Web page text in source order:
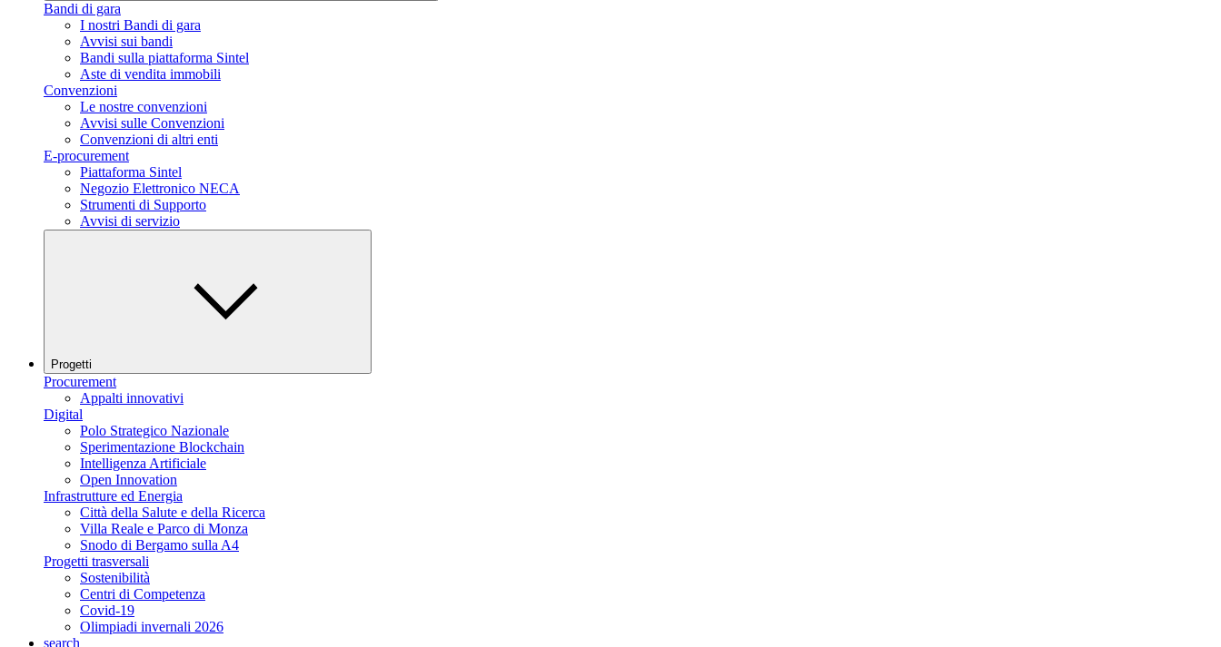
Bandi di gara
I nostri Bandi di gara
Avvisi sui bandi
Bandi sulla piattaforma Sintel
Aste di vendita immobili
Convenzioni
Le nostre convenzioni
Avvisi sulle Convenzioni
Convenzioni di altri enti
E-procurement
Piattaforma Sintel
Negozio Elettronico NECA
Strumenti di Supporto
Avvisi di servizio
Progetti
Procurement
Appalti innovativi
Digital
Polo Strategico Nazionale
Sperimentazione Blockchain
Intelligenza Artificiale
Open Innovation
Infrastrutture ed Energia
Città della Salute e della Ricerca
Villa Reale e Parco di Monza
Snodo di Bergamo sulla A4
Progetti trasversali
Sostenibilità
Centri di Competenza
Covid-19
Olimpiadi invernali 2026
search